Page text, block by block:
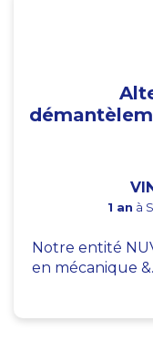
1 an à
Notre entité
en mécanique